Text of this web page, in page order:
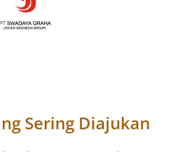
Sering Diajukan